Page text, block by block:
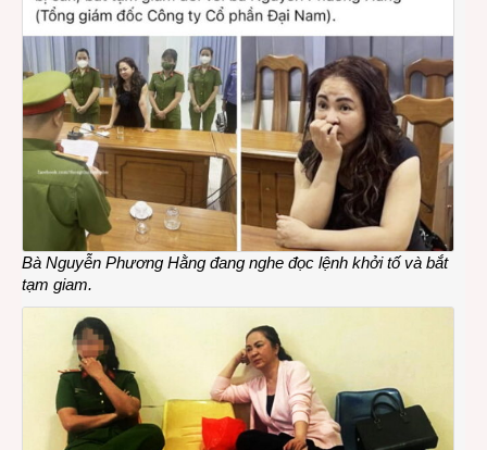
Bà Nguyễn Phương Hằng đang nghe đọc lệnh khởi tố và bắt
tạm giam.